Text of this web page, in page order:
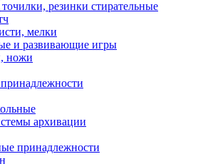
резинки стирательные
мелки
и развивающие игры
ножи
архивации
принадлежности